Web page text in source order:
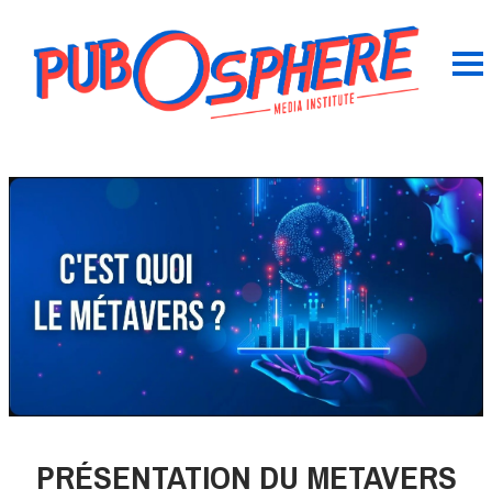
PRÉSENTATION DU METAVERS